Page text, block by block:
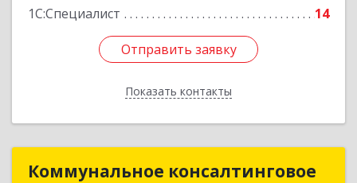
1С:Специалист
14
Отправить заявку
Показать контакты
Отправить заявку
Назад
Коммунальное консалтинговое
Коммунальное консалтинговое